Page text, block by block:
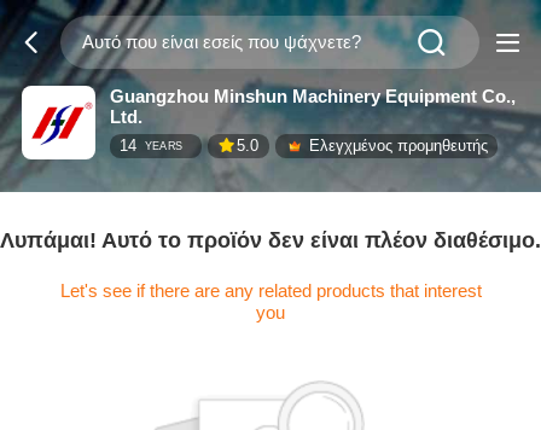
Guangzhou Minshun Machinery Equipment Co.,
Ltd.
14 YEARS 5.0 Ελεγχμένος προμηθευτής
Λυπάμαι! Αυτό το προϊόν δεν είναι πλέον διαθέσιμο.
Let's see if there are any related products that interest
you